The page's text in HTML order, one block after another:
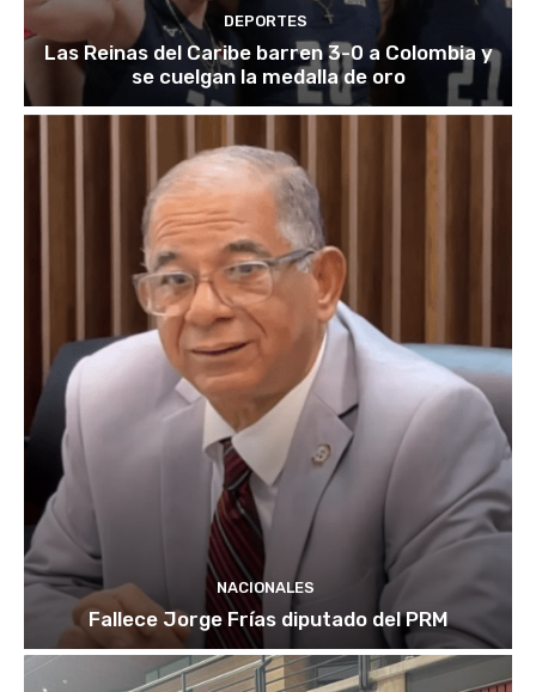
DEPORTES
Las Reinas del Caribe barren 3-0 a Colombia y
se cuelgan la medalla de oro
NACIONALES
Fallece Jorge Frías diputado del PRM